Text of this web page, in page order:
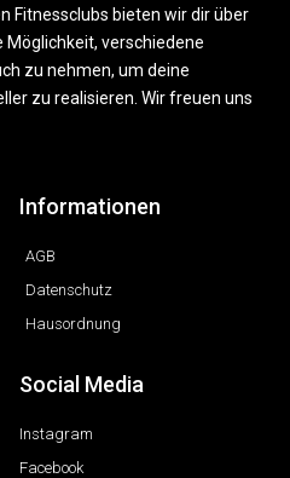
Fitnessclubs bieten wir dir über
Möglichkeit, verschiedene
zu nehmen, um deine
zu realisieren. Wir freuen uns
Informationen
AGB
Datenschutz
Hausordnung
Social Media
Instagram
Facebook